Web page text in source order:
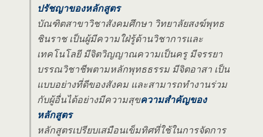
ปรัชญาของหลักสูตร
บัณฑิตสาขาวิชาสังคมศึกษา วิทยาลัยสงฆ์พุทธ
ชินราช เป็นผู้มีความใฝ่รู้ด้านวิชาการและ
เทคโนโลยี มีจิตวิญญาณความเป็นครู มีจรรยา
บรรณวิชาชีพตามหลักพุทธธรรม มีจิตอาสา เป็น
แบบอย่างที่ดีของสังคม และสามารถทำงานร่วม
กับผู้อื่นได้อย่างมีความสุขความสำคัญของ
หลักสูตร
หลักสูตรเปรียบเสมือนเข็มทิศที่ใช้ในการจัดการ